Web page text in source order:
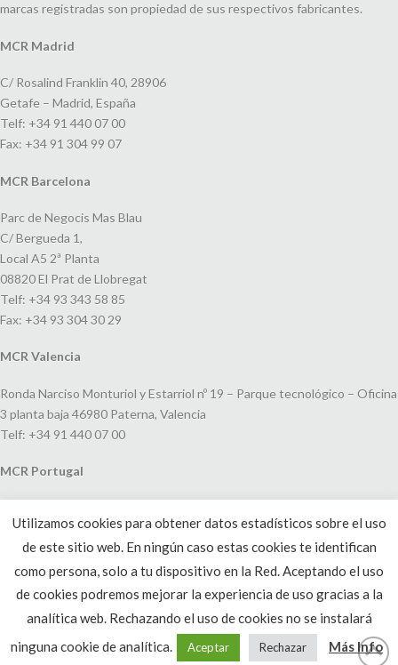
marcas registradas son propiedad de sus respectivos fabricantes.
MCR Madrid
C/ Rosalind Franklin 40, 28906
Getafe – Madrid, España
Telf: +34 91 440 07 00
Fax: +34 91 304 99 07
MCR Barcelona
Parc de Negocis Mas Blau
C/ Bergueda 1,
Local A5 2ª Planta
08820 El Prat de Llobregat
Telf: +34 93 343 58 85
Fax: +34 93 304 30 29
MCR Valencia
Ronda Narciso Monturiol y Estarriol nº 19 – Parque tecnológico – Oficina
3 planta baja 46980 Paterna, Valencia
Telf: +34 91 440 07 00
MCR Portugal
João V, 24
1250-091 Lisboa, Portugal
Telf: +351 220 993 033
Utilizamos cookies para obtener datos estadísticos sobre el uso
de este sitio web. En ningún caso estas cookies te identifican
como persona, solo a tu dispositivo en la Red. Aceptando el uso
de cookies podremos mejorar la experiencia de uso gracias a la
analítica web. Rechazando el uso de cookies no se instalará
ninguna cookie de analítica.
Aceptar Rechazar Más Info